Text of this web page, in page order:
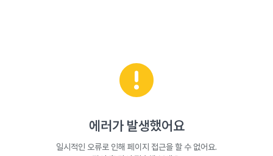
에러가 발생했어요
일시적인 오류로 인해 페이지 접근을 할 수 없어요.